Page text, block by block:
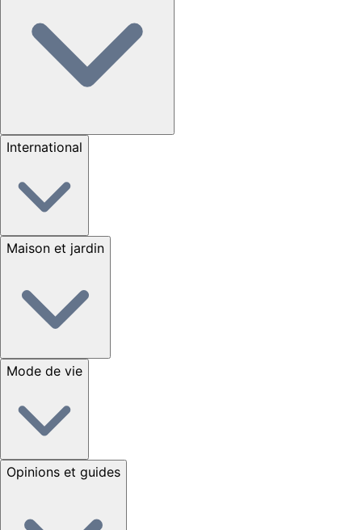
International
Maison et jardin
Mode de vie
Opinions et guides